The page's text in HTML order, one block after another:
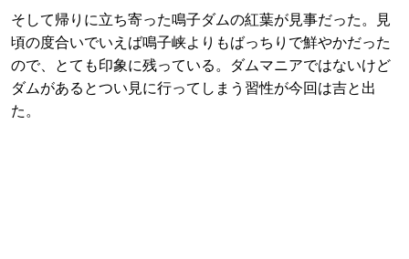
そして帰りに立ち寄った鳴子ダムの紅葉が見事だった。見
頃の度合いでいえば鳴子峡よりもばっちりで鮮やかだった
ので、とても印象に残っている。ダムマニアではないけど
ダムがあるとつい見に行ってしまう習性が今回は吉と出
た。